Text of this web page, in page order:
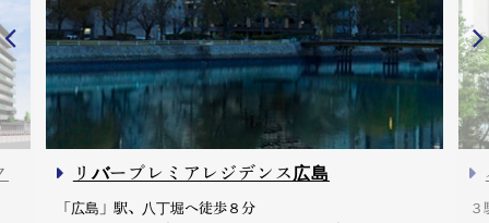
リバープレミアレジデンス広島
「広島」駅、八丁堀へ徒歩８分
３